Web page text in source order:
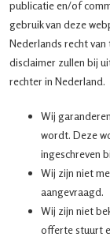
publicatie en/of
gebruik van deze
Nederlands recht
disclaimer zullen bij
rechter in Nederland.
Wij
wordt. Deze
ingeschreven
Wij zijn niet
aangevraagd.
Wij zijn niet
offerte stuurt